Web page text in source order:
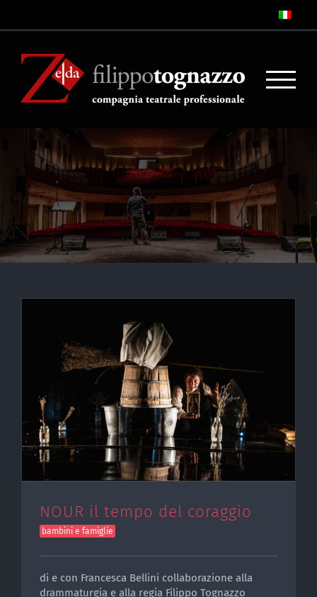
NOUR il tempo del coraggio
bambini e famiglie
di e con Francesca Bellini collaborazione alla
drammaturgia e alla regia Filippo Tognazzo